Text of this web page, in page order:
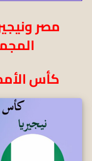
مصر
كأس الأمم